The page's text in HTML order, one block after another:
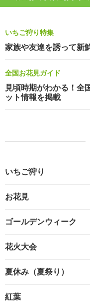
いちご狩り特集
家族や友達を誘って新
全国お花見ガイド
見頃時期がわかる！全
ット情報を掲載
いちご狩り
お花見
ゴールデンウィーク
花火大会
夏休み（夏祭り）
紅葉